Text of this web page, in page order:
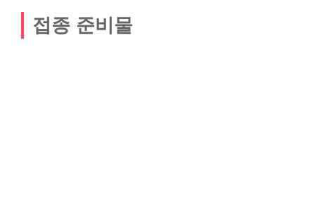
접종 준비물